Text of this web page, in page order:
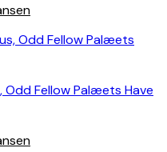
Odd Fellow Palæets Have